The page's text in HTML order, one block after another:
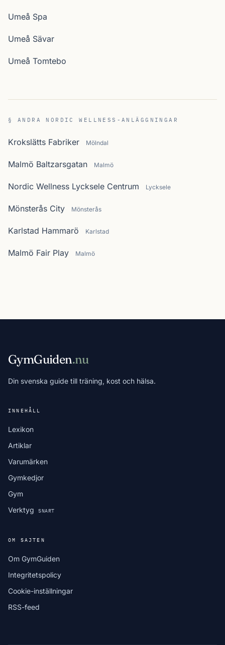
Umeå Spa
Umeå Sävar
Umeå Tomtebo
§ ANDRA NORDIC WELLNESS-ANLÄGGNINGAR
Krokslätts Fabriker Mölndal
Malmö Baltzarsgatan Malmö
Nordic Wellness Lycksele Centrum Lycksele
Mönsterås City Mönsterås
Karlstad Hammarö Karlstad
Malmö Fair Play Malmö
GymGuiden.nu
Din svenska guide till träning, kost och hälsa.
INNEHÅLL
Lexikon
Artiklar
Varumärken
Gymkedjor
Gym
Verktyg
SNART
OM SAJTEN
Om GymGuiden
Integritetspolicy
Cookie-inställningar
RSS-feed